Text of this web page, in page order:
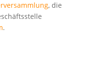
, die
.